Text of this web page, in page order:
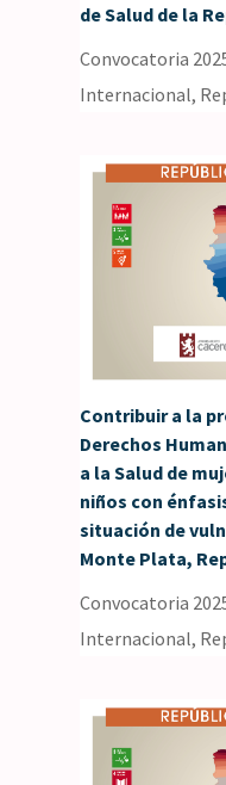
de Salud de la
Convocatoria
Internacional,
Contribuir a la
Derechos
a la Salud de
niños con
situación de
Monte Plata,
Convocatoria
Internacional,